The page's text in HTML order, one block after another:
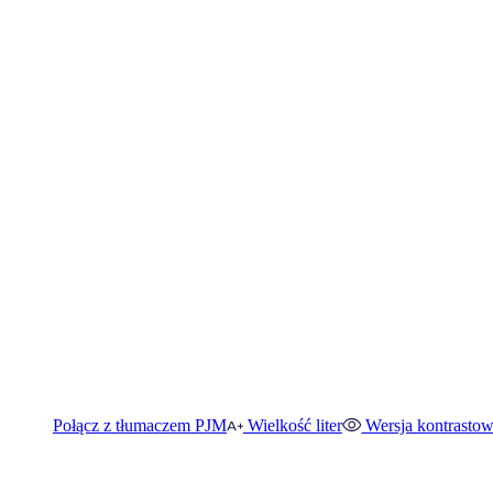
Połącz z tłumaczem PJM Wielkość liter Wersja